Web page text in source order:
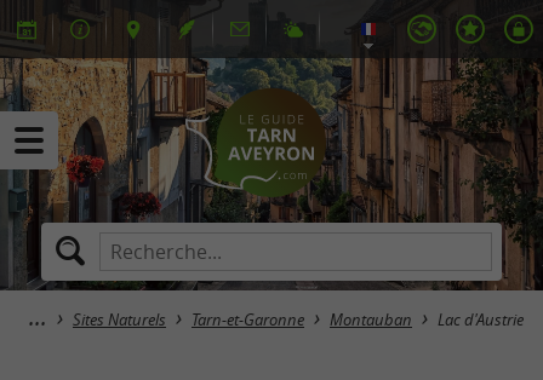
Sites Naturels Tarn-et-Garonne Montauban Lac d'Austrie